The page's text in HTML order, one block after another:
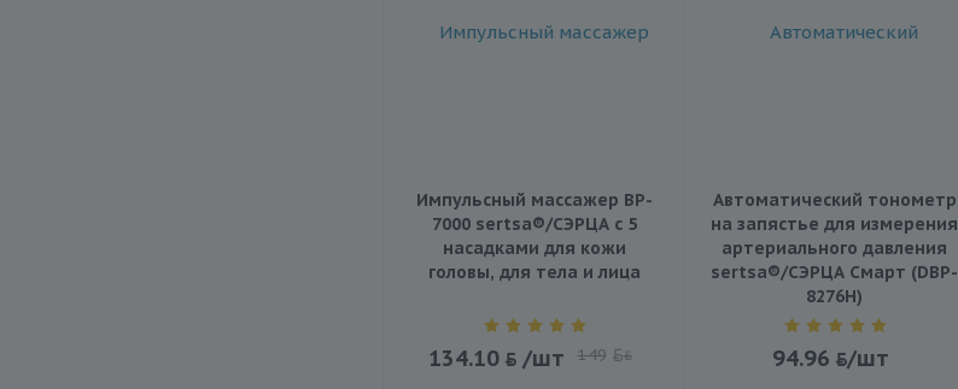
Импульсный массажер BP-
7000 sertsa®/СЭРЦА с 5
насадками для кожи
головы, для тела и лица
134.10 /шт 149 BYN
Автоматический тонометр
на запястье для измерения
артериального давления
sertsa®/СЭРЦА Смарт (DBP-
8276H)
94.96 /шт